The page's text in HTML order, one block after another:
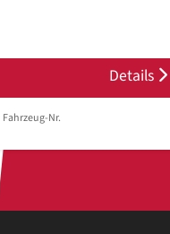
Details
Fahrzeug-Nr.